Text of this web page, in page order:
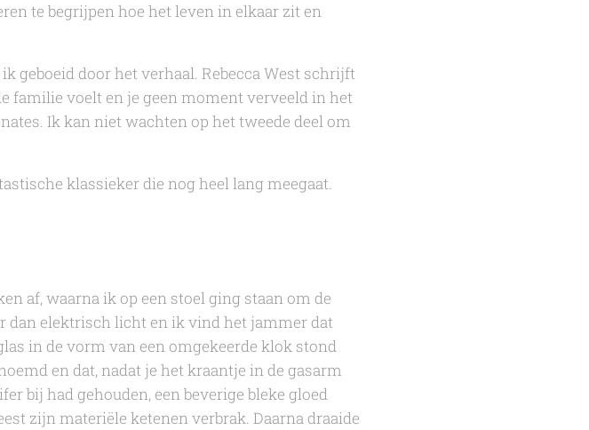
te begrijpen hoe het leven in elkaar zit en
geboeid door het verhaal. Rebecca West schrijft
familie voelt en je geen moment verveeld in het
Ik kan niet wachten op het tweede deel om
klassieker die nog heel lang meegaat.
af, waarna ik op een stoel ging staan om de
dan elektrisch licht en ik vind het jammer dat
in de vorm van een omgekeerde klok stond
en dat, nadat je het kraantje in de gasarm
bij had gehouden, een beverige bleke gloed
zijn materiële ketenen verbrak. Daarna draaide